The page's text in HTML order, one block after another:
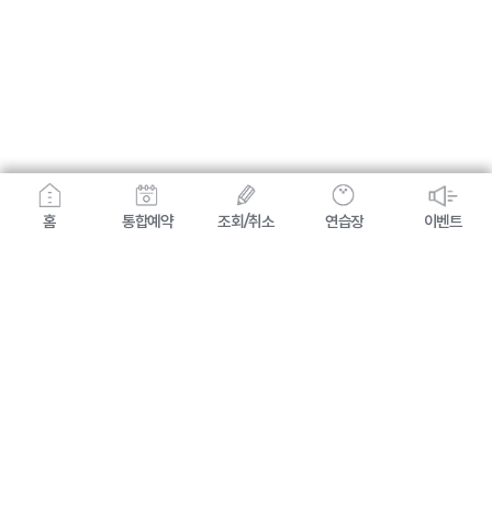
홈 통합예약 조회/취소 연습장 이벤트